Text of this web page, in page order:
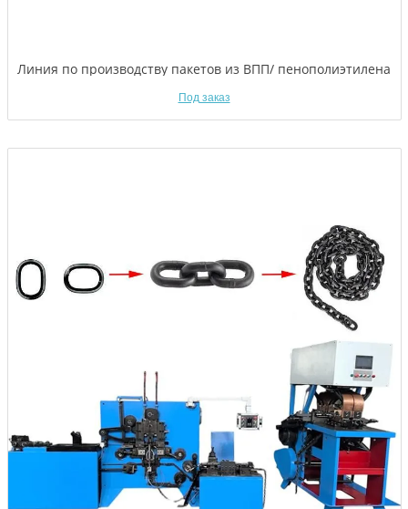
Линия по производству пакетов из ВПП/ пенополиэтилена
Под заказ